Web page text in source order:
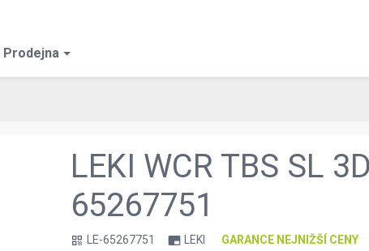
Prodejna
LEKI WCR TBS SL 3D
65267751
qr_code LE-65267751 branding_watermark LEKI GARANCE NEJNIŽŠÍ CENY